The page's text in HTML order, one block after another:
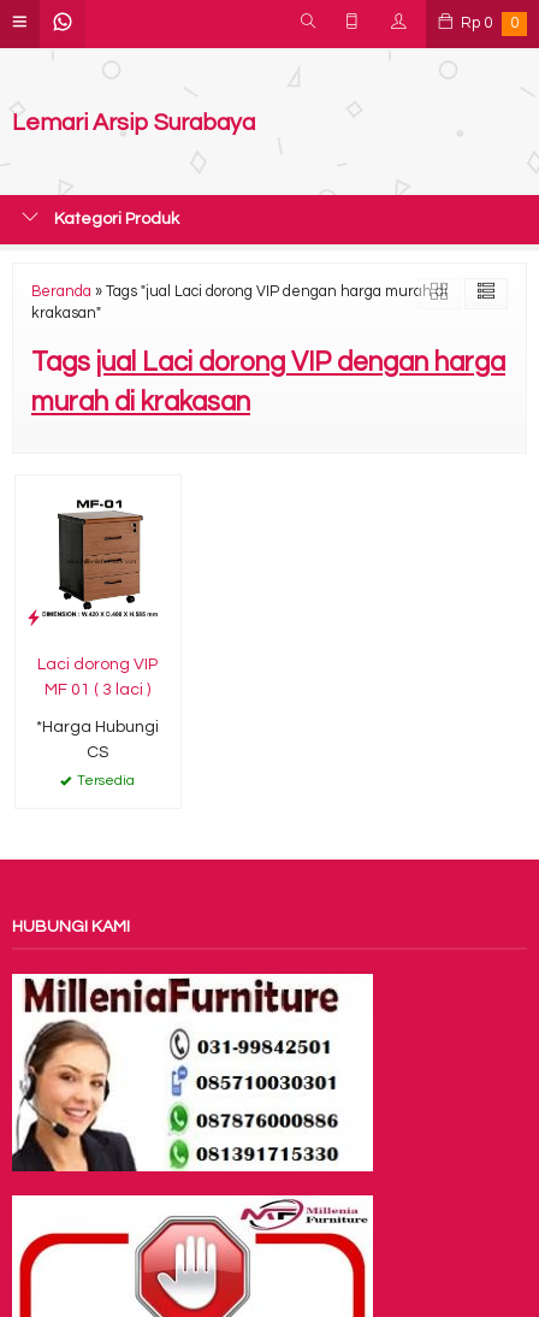
Rp 0 0
Lemari Arsip Surabaya
Kategori Produk
Beranda » Tags "jual Laci dorong VIP dengan harga murah di
krakasan"
Tags jual Laci dorong VIP dengan harga
murah di krakasan
Laci dorong VIP
MF 01 ( 3 laci )
*Harga Hubungi
CS
Tersedia
HUBUNGI KAMI